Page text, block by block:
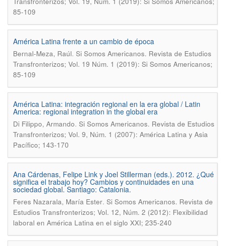
85-109
América Latina frente a un cambio de época
Bernal-Meza, Raúl. Si Somos Americanos. Revista de Estudios
Transfronterizos; Vol. 19 Núm. 1 (2019): Si Somos Americanos;
85-109
América Latina: integración regional en la era global / Latin
America: regional integration in the global era
Di Filippo, Armando. Si Somos Americanos. Revista de Estudios
Transfronterizos; Vol. 9, Núm. 1 (2007): América Latina y Asia
Pacífico; 143-170
Ana Cárdenas, Felipe Link y Joel Stillerman (eds.). 2012. ¿Qué
significa el trabajo hoy? Cambios y continuidades en una
sociedad global. Santiago: Catalonia.
Feres Nazarala, María Ester. Si Somos Americanos. Revista de
Estudios Transfronterizos; Vol. 12, Núm. 2 (2012): Flexibilidad
laboral en América Latina en el siglo XXI; 235-240